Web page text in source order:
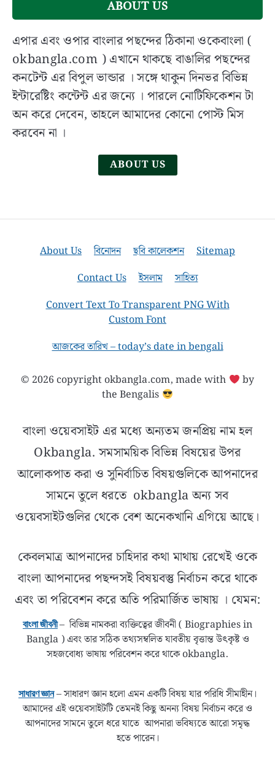
Bengal
Board
of
Secondary
Education
(WBBSE):
History,
Role
and
ABOUT US
এপার এবং ওপার বাংলার পছন্দের ঠিকানা ওকেবাংলা (
okbangla.com ) এখানে থাকছে বাঙালির পছন্দের
কনটেন্ট এর বিপুল ভান্ডার । সঙ্গে থাকুন দিনভর বিভিন্ন
ইন্টারেষ্টিং কন্টেন্ট এর জন্যে । পারলে নোটিফিকেশন টা
অন করে দেবেন, তাহলে আমাদের কোনো পোস্ট মিস
করবেন না ।
ABOUT US
About Us বিনোদন ছবি কালেকশন
Sitemap
Contact Us
ইসলাম
সাহিত্য
Convert Text To Transparent PNG With
Custom Font
আজকের তারিখ – today’s date in bengali
© 2026 copyright okbangla.com, made with
by
the Bengalis
বাংলা ওয়েবসাইট এর মধ্যে অন্যতম জনপ্রিয় নাম হল
Okbangla. সমসাময়িক বিভিন্ন বিষয়ের উপর
আলোকপাত করা ও সুনির্বাচিত বিষয়গুলিকে আপনাদের
সামনে তুলে ধরতে okbangla অন্য সব
ওয়েবসাইটগুলির থেকে বেশ অনেকখানি এগিয়ে আছে।
কেবলমাত্র আপনাদের চাহিদার কথা মাথায় রেখেই ওকে
বাংলা আপনাদের পছন্দসই বিষয়বস্তু নির্বাচন করে থাকে
এবং তা পরিবেশন করে অতি পরিমার্জিত ভাষায় । যেমন:
বাংলা জীবনী– বিভিন্ন নামকরা ব্যক্তিত্বের জীবনী ( Biographies in
Bangla ) এবং তার সঠিক তথ্যসম্বলিত যাবতীয় বৃত্তান্ত উৎকৃষ্ট ও
সহজবোধ্য ভাষায় পরিবেশন করে থাকে okbangla.
সাধারণ জ্ঞান– সাধারণ জ্ঞান হলো এমন একটি বিষয় যার পরিধি সীমাহীন।
আমাদের এই ওয়েবসাইটটি তেমনই কিছু অনন্য বিষয় নির্বাচন করে ও
আপনাদের সামনে তুলে ধরে যাতে আপনারা ভবিষ্যতে আরো সমৃদ্ধ
হতে পারেন।